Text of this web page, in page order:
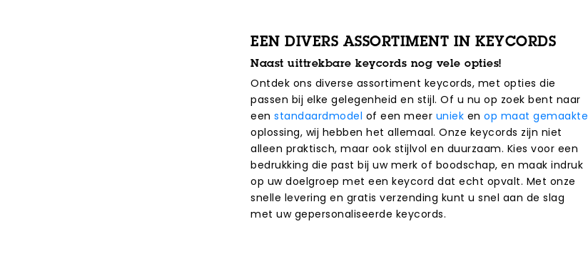
EEN DIVERS ASSORTIMENT IN KEYCORDS
Naast uittrekbare keycords nog vele opties!
Ontdek ons diverse assortiment keycords, met opties die
passen bij elke gelegenheid en stijl. Of u nu op zoek bent naar
een standaardmodel of een meer uniek en op maat gemaakte
oplossing, wij hebben het allemaal. Onze keycords zijn niet
alleen praktisch, maar ook stijlvol en duurzaam. Kies voor een
bedrukking die past bij uw merk of boodschap, en maak indruk
op uw doelgroep met een keycord dat echt opvalt. Met onze
snelle levering en gratis verzending kunt u snel aan de slag
met uw gepersonaliseerde keycords.